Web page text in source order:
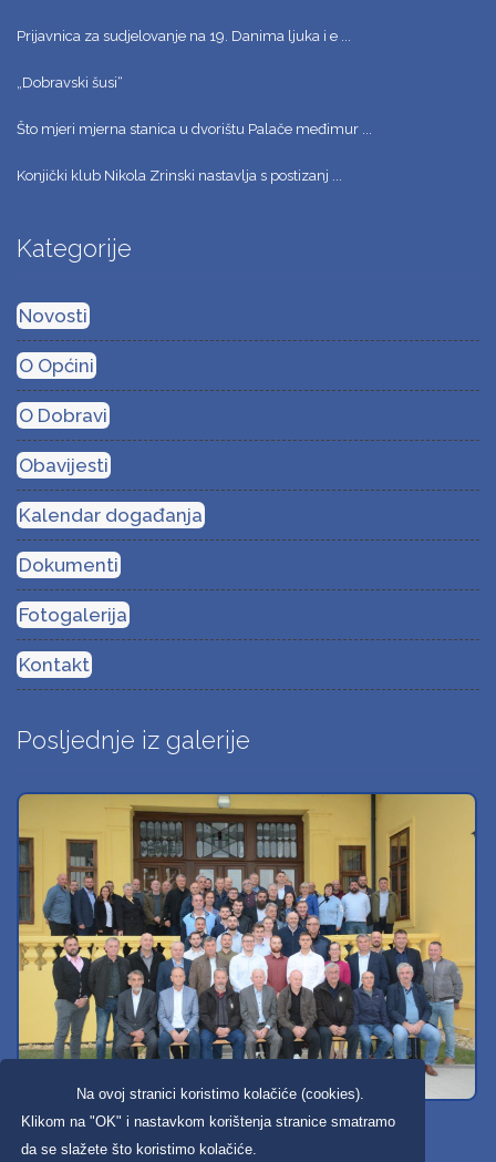
Na ovoj stranici koristimo kolačiće (cookies).
Klikom na "OK" i nastavkom korištenja stranice smatramo
da se slažete što koristimo kolačiće.
Prijavnica za sudjelovanje na 19. Danima ljuka i e ...
„Dobravski šusi“
Što mjeri mjerna stanica u dvorištu Palače međimur ...
Konjički klub Nikola Zrinski nastavlja s postizanj ...
Kategorije
Novosti
O Općini
O Dobravi
Obavijesti
Kalendar događanja
Dokumenti
Fotogalerija
Kontakt
Posljednje iz galerije
Svi dobravski košarkaši